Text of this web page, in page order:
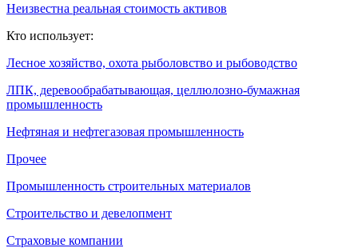
Неизвестна реальная стоимость активов
Кто использует:
Лесное хозяйство, охота рыболовство и рыбоводство
ЛПК, деревообрабатывающая, целлюлозно-бумажная
промышленность
Нефтяная и нефтегазовая промышленность
Прочее
Промышленность строительных материалов
Строительство и девелопмент
Страховые компании